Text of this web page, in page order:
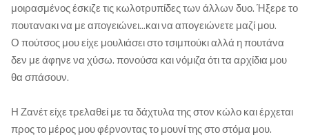
μοιρασμένος έσκιζε τις κωλοτρυπίδες των άλλων δυο. Ήξερε το
πουτανακι να με απογειώνει...και να απογειώνετε μαζί μου.
Ο πούτσος μου είχε μουλιάσει στο τσιμπούκι αλλά η πουτάνα
δεν με άφηνε να χύσω. πονούσα και νόμιζα ότι τα αρχίδια μου
θα σπάσουν.
Η Ζανέτ είχε τρελαθεί με τα δάχτυλα της στον κώλο και έρχεται
προς το μέρος μου φέρνοντας το μουνί της στο στόμα μου.